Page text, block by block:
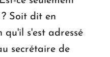
Soit dit en
qu'il s'est adressé
secrétaire de